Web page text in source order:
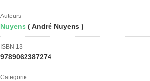
Auteurs
Nuyens ( André Nuyens )
ISBN 13
9789062387274
Categorie